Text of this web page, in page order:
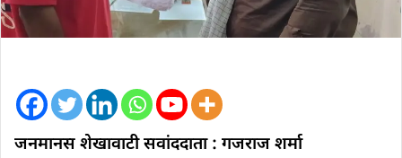
जनमानस शेखावाटी सवांददाता : गजराज शर्मा